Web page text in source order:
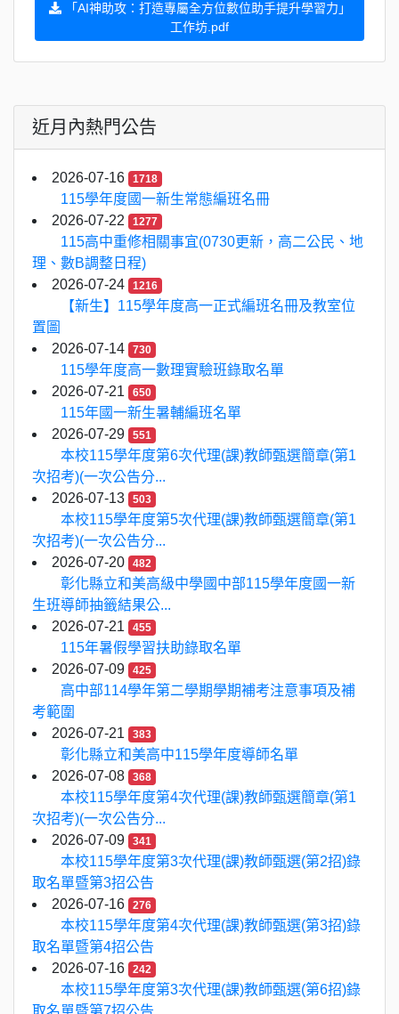
「AI神助攻：打造專屬全方位數位助手提升學習力」
工作坊.pdf
近月內熱門公告
2026-07-16 1718
115學年度國一新生常態編班名冊
2026-07-22
1277
115高中重修相關事宜(0730更新，高二公民、地
理、數B調整日程)
2026-07-24
1216
【新生】115學年度高一正式編班名冊及教室位
置圖
2026-07-14
730
115學年度高一數理實驗班錄取名單
2026-07-21
650
115年國一新生暑輔編班名單
2026-07-29
551
本校115學年度第6次代理(課)教師甄選簡章(第1
次招考)(一次公告分...
2026-07-13
503
本校115學年度第5次代理(課)教師甄選簡章(第1
次招考)(一次公告分...
2026-07-20
482
彰化縣立和美高級中學國中部115學年度國一新
生班導師抽籤結果公...
2026-07-21
455
115年暑假學習扶助錄取名單
2026-07-09
425
高中部114學年第二學期學期補考注意事項及補
考範圍
2026-07-21
383
彰化縣立和美高中115學年度導師名單
2026-07-08
368
本校115學年度第4次代理(課)教師甄選簡章(第1
次招考)(一次公告分...
2026-07-09
341
本校115學年度第3次代理(課)教師甄選(第2招)錄
取名單暨第3招公告
2026-07-16
276
本校115學年度第4次代理(課)教師甄選(第3招)錄
取名單暨第4招公告
2026-07-16
242
本校115學年度第3次代理(課)教師甄選(第6招)錄
取名單暨第7招公告